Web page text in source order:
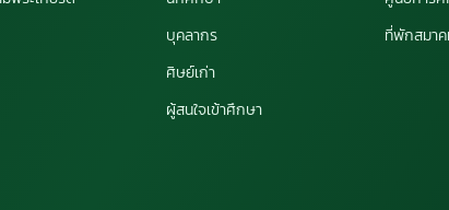
บุคลากร
ศิษย์เก่า
ผู้สนใจเข้าศึกษา
ที่พักสมา